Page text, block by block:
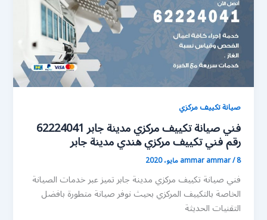
صيانة تكييف مركزي
فني صيانة تكييف مركزي مدينة جابر 62224041
رقم فني تكييف مركزي هندي مدينة جابر
ammar ammar/8 مايو، 2020
فني صيانة تكييف مركزي مدينة جابر تميز عبر خدمات الصيانة
الخاصة بالتكييف المركزي بحيث نوفر صيانة متطورة بافضل
التقنيات الحديثة